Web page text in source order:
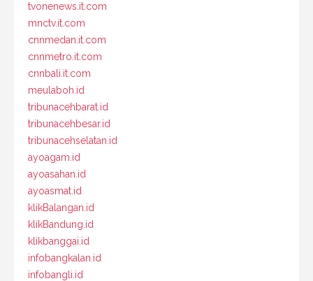
tvonenews.it.com
mnctv.it.com
cnnmedan.it.com
cnnmetro.it.com
cnnbali.it.com
meulaboh.id
tribunacehbarat.id
tribunacehbesar.id
tribunacehselatan.id
ayoagam.id
ayoasahan.id
ayoasmat.id
klikBalangan.id
klikBandung.id
klikbanggai.id
infobangkalan.id
infobangli.id